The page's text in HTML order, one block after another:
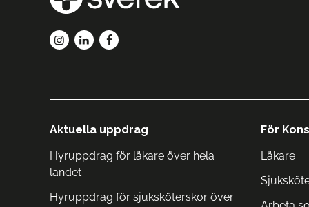
Aktuella uppdrag
Hyruppdrag för läkare över hela
landet
Hyruppdrag för sjuksköterskor över
För
Läkare